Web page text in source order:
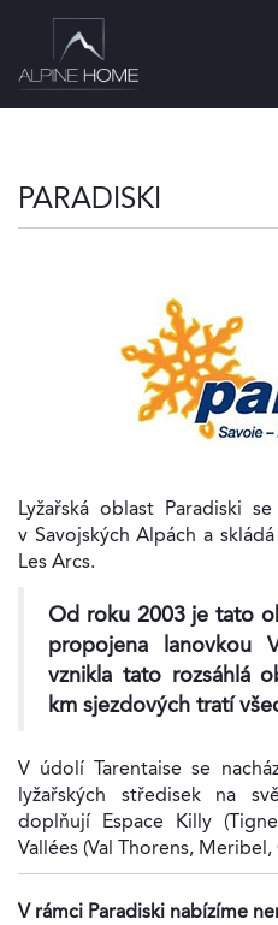
PARADISKI
Lyžařská oblast Paradiski
v Savojských Alpách a
Les Arcs.
Od roku 2003 je tato
propojena lanovkou
vznikla tato rozsáhlá
km sjezdových tratí
V údolí Tarentaise se
lyžařských středisek na
doplňují Espace Killy
Vallées (Val Thorens,
V rámci Paradiski nabízíme